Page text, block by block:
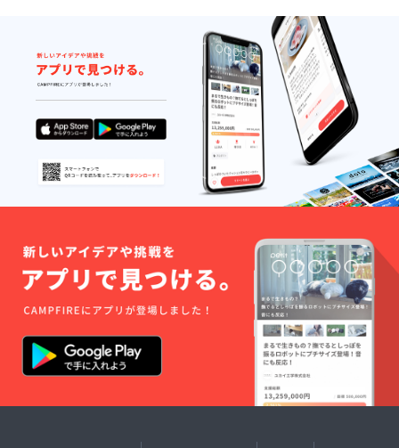
品が発
生する
可能性
があり
ます。
ご了承
頂いた
上でご
支援頂
けます
様お願
い致し
ます。
2024年
からオ
ンライ
ン
ショッ
プなど
にて一
般販売
開始予
定です